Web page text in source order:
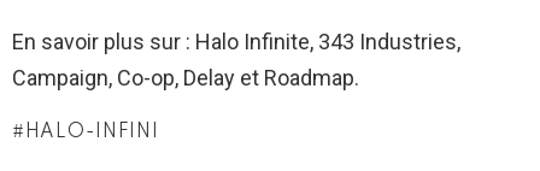
En savoir plus sur : Halo Infinite, 343 Industries,
Campaign, Co-op, Delay et Roadmap.
HALO-INFINI